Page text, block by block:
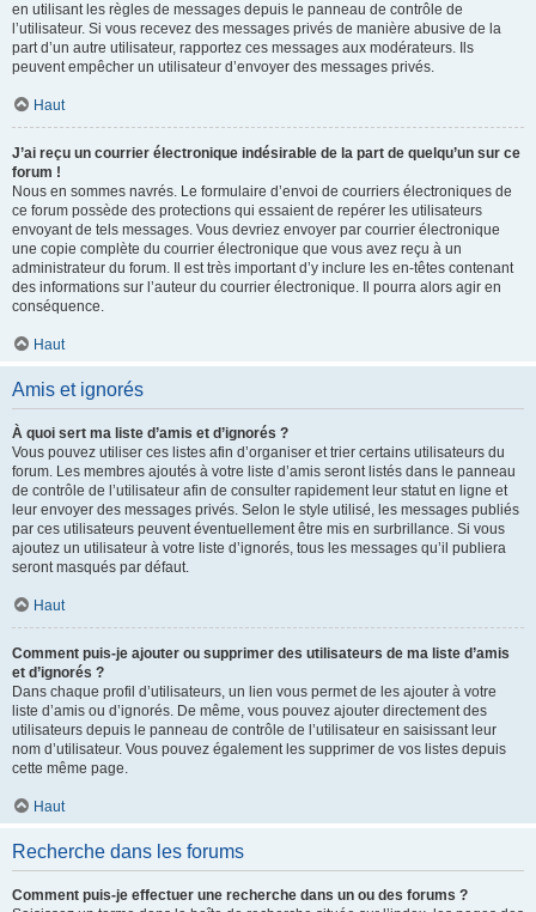
en utilisant les règles de messages depuis le panneau de contrôle de
l’utilisateur. Si vous recevez des messages privés de manière abusive de la
part d’un autre utilisateur, rapportez ces messages aux modérateurs. Ils
peuvent empêcher un utilisateur d’envoyer des messages privés.
Haut
J’ai reçu un courrier électronique indésirable de la part de quelqu’un sur ce
forum !
Nous en sommes navrés. Le formulaire d’envoi de courriers électroniques de
ce forum possède des protections qui essaient de repérer les utilisateurs
envoyant de tels messages. Vous devriez envoyer par courrier électronique
une copie complète du courrier électronique que vous avez reçu à un
administrateur du forum. Il est très important d’y inclure les en-têtes contenant
des informations sur l’auteur du courrier électronique. Il pourra alors agir en
conséquence.
Haut
Amis et ignorés
À quoi sert ma liste d’amis et d’ignorés ?
Vous pouvez utiliser ces listes afin d’organiser et trier certains utilisateurs du
forum. Les membres ajoutés à votre liste d’amis seront listés dans le panneau
de contrôle de l’utilisateur afin de consulter rapidement leur statut en ligne et
leur envoyer des messages privés. Selon le style utilisé, les messages publiés
par ces utilisateurs peuvent éventuellement être mis en surbrillance. Si vous
ajoutez un utilisateur à votre liste d’ignorés, tous les messages qu’il publiera
seront masqués par défaut.
Haut
Comment puis-je ajouter ou supprimer des utilisateurs de ma liste d’amis
et d’ignorés ?
Dans chaque profil d’utilisateurs, un lien vous permet de les ajouter à votre
liste d’amis ou d’ignorés. De même, vous pouvez ajouter directement des
utilisateurs depuis le panneau de contrôle de l’utilisateur en saisissant leur
nom d’utilisateur. Vous pouvez également les supprimer de vos listes depuis
cette même page.
Haut
Recherche dans les forums
Comment puis-je effectuer une recherche dans un ou des forums ?